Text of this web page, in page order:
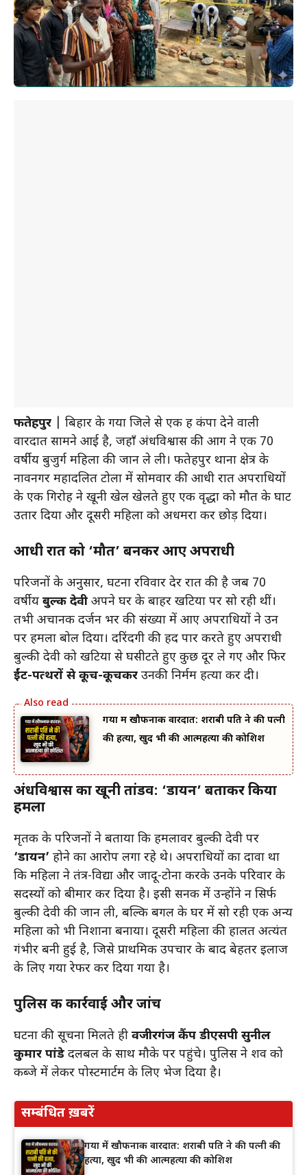
फतेहपुर | बिहार के गया जिले से एक रूह कंपा देने वाली
वारदात सामने आई है, जहाँ अंधविश्वास की आग ने एक 70
वर्षीय बुजुर्ग महिला की जान ले ली। फतेहपुर थाना क्षेत्र के
नावनगर महादलित टोला में सोमवार की आधी रात अपराधियों
के एक गिरोह ने खूनी खेल खेलते हुए एक वृद्धा को मौत के घाट
उतार दिया और दूसरी महिला को अधमरा कर छोड़ दिया।
आधी रात को ‘मौत’ बनकर आए अपराधी
परिजनों के अनुसार, घटना रविवार देर रात की है जब 70
वर्षीय बुल्की देवी अपने घर के बाहर खटिया पर सो रही थीं।
तभी अचानक दर्जन भर की संख्या में आए अपराधियों ने उन
पर हमला बोल दिया। दरिंदगी की हद पार करते हुए अपराधी
बुल्की देवी को खटिया से घसीटते हुए कुछ दूर ले गए और फिर
ईंट-पत्थरों से कूच-कूचकर उनकी निर्मम हत्या कर दी।
गया में खौफनाक वारदात: शराबी पति ने की पत्नी
की हत्या, खुद भी की आत्महत्या की कोशिश
अंधविश्वास का खूनी तांडव: ‘डायन’ बताकर किया
हमला
मृतक के परिजनों ने बताया कि हमलावर बुल्की देवी पर
‘डायन’ होने का आरोप लगा रहे थे। अपराधियों का दावा था
कि महिला ने तंत्र-विद्या और जादू-टोना करके उनके परिवार के
सदस्यों को बीमार कर दिया है। इसी सनक में उन्होंने न सिर्फ
बुल्की देवी की जान ली, बल्कि बगल के घर में सो रही एक अन्य
महिला को भी निशाना बनाया। दूसरी महिला की हालत अत्यंत
गंभीर बनी हुई है, जिसे प्राथमिक उपचार के बाद बेहतर इलाज
के लिए गया रेफर कर दिया गया है।
पुलिस की कार्रवाई और जांच
घटना की सूचना मिलते ही वजीरगंज कैंप डीएसपी सुनील
कुमार पांडे दलबल के साथ मौके पर पहुंचे। पुलिस ने शव को
कब्जे में लेकर पोस्टमार्टम के लिए भेज दिया है।
सम्बंधित ख़बरें
गया में खौफनाक वारदात: शराबी पति ने की पत्नी की
हत्या, खुद भी की आत्महत्या की कोशिश